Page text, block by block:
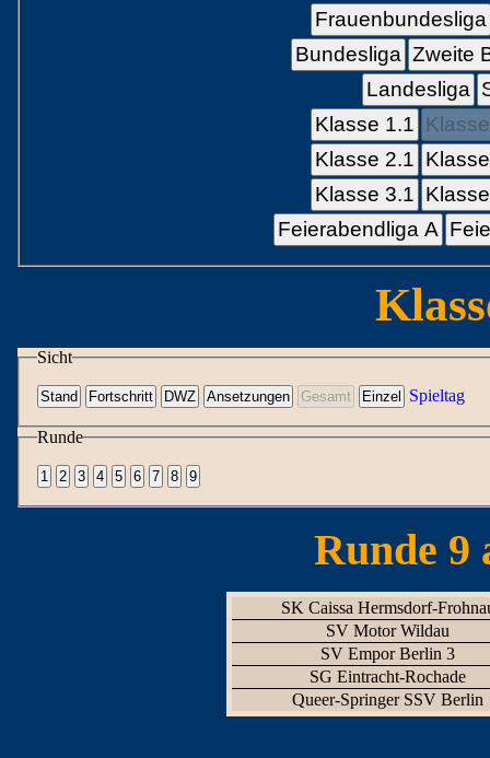
Frauenbundesliga
Bundesliga Zweite
Landesliga
Klasse 1.1
Klasse 2.1
Klasse 3.1
Feierabendliga A
Sicht
Spieltag
Runde
Runde 9
SK Caissa Hermsdorf-
SV Motor Wildau
SV Empor Berlin 3
SG Eintracht-Rochade
Queer-Springer SSV Berlin